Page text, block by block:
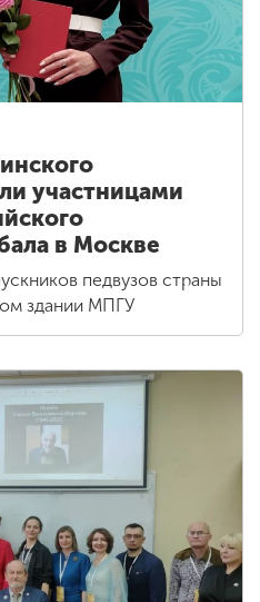
участницами
в Москве
педвузов страны
здании МПГУ